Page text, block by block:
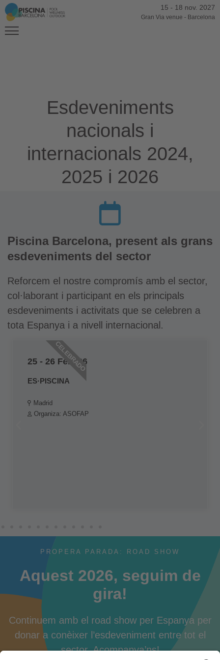
15 - 18 nov. 2027
Gran Via venue - Barcelona
Esdeveniments
nacionals i
internacionals 2024,
2025 i 2026
Piscina Barcelona, present als grans
esdeveniments del sector
Reforcem el nostre compromís amb el sector,
col·laborant i participant en els principals
esdeveniments i activitats que se celebren a
tota Espanya i a nivell internacional.
25 - 26 Feb.'26
ES·PISCINA
Madrid
Organiza: ASOFAP
CELEBRADO
PROPERA PARADA: ROAD SHOW
Aquest 2026, seguim de
gira!
Continuem amb el road show per Espanya per
donar a conèixer l’esdeveniment entre tot el
sector. Acompanya’ns!